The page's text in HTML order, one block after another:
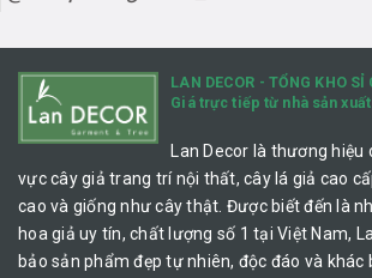
LAN DECOR - TỔNG KHO SỈ
Giá trực tiếp từ nhà sản xuất
Lan Decor là thương
vực cây giả trang trí nội thất, cây lá giả cao
cao và giống như cây thật. Được biết đến là
hoa giả uy tín, chất lượng số 1 tại Việt Nam,
bảo sản phẩm đẹp tự nhiên, độc đáo và khác